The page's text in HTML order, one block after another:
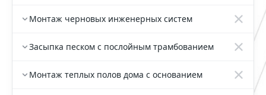
Монтаж черновых инженерных систем
Засыпка песком с послойным трамбованием
Монтаж теплых полов дома с основанием